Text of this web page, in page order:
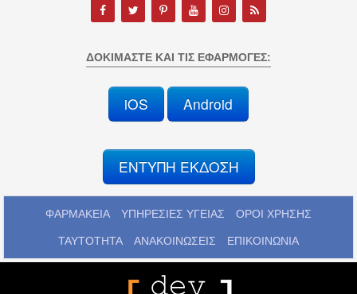
ΔΟΚΙΜΆΣΤΕ ΚΑΙ ΤΙΣ ΕΦΑΡΜΟΓΈΣ:
iOS Android
ΕΝΤΥΠΗ ΕΚΔΟΣΗ
ΦΑΡΜΑΚΕΙΑ ΥΠΗΡΕΣΙΕΣ ΥΓΕΙΑΣ ΟΡΟΙ ΧΡΗΣΗΣ
ΤΑΥΤΟΤΗΤΑ ΑΝΑΚΟΙΝΩΣΕΙΣ ΕΠΙΚΟΙΝΩΝΙΑ